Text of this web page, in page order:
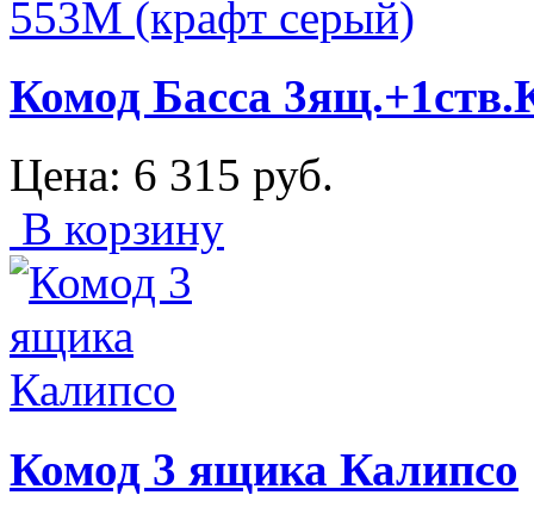
Комод Басса
Цена: 6 315 руб.
В корзину
Комод 3 ящика Калипсо